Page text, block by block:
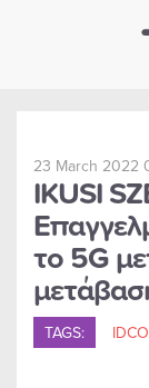
Skip to
23 March 2022
IKUSI
το 5G
TAGS: